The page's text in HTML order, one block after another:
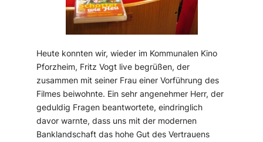
Heute konnten wir, wieder im Kommunalen Kino
Pforzheim, Fritz Vogt live begrüßen, der
zusammen mit seiner Frau einer Vorführung des
Filmes beiwohnte. Ein sehr angenehmer Herr, der
geduldig Fragen beantwortete, eindringlich
davor warnte, dass uns mit der modernen
Banklandschaft das hohe Gut des Vertrauens